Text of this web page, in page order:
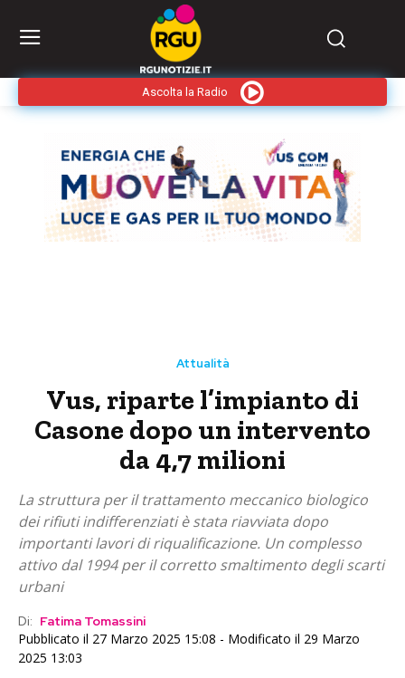
Ascolta la Radio
Attualità
Vus, riparte l’impianto di
Casone dopo un intervento
da 4,7 milioni
La struttura per il trattamento meccanico biologico
dei rifiuti indifferenziati è stata riavviata dopo
importanti lavori di riqualificazione. Un complesso
attivo dal 1994 per il corretto smaltimento degli scarti
urbani
Di: Fatima Tomassini
Pubblicato il 27 Marzo 2025 15:08 - Modificato il 29 Marzo
2025 13:03